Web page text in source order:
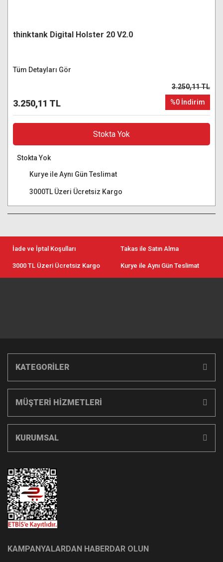
thinktank Digital Holster 20 V2.0
Tüm Detayları Gör
3.250,11 TL
3.250,11 TL
%0 İndirim
Stokta Yok
Stokta Yok
Kurye ile Aynı Gün Teslimat
3000TL Üzeri Ücretsiz Kargo
İade ve İptal Koşulları Takas ile Satın Alma
3000 TL Üzeri Ücretsiz Kargo Kurye ile Aynı Gün Teslimat
KATEGORİLER
MÜŞTERİ HİZMETLERİ
KURUMSAL
KAMPANYALARDAN HABERDAR OLUN